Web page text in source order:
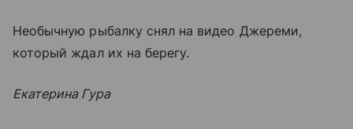
Необычную рыбалку снял на видео Джереми,
который ждал их на берегу.
Екатерина Гура